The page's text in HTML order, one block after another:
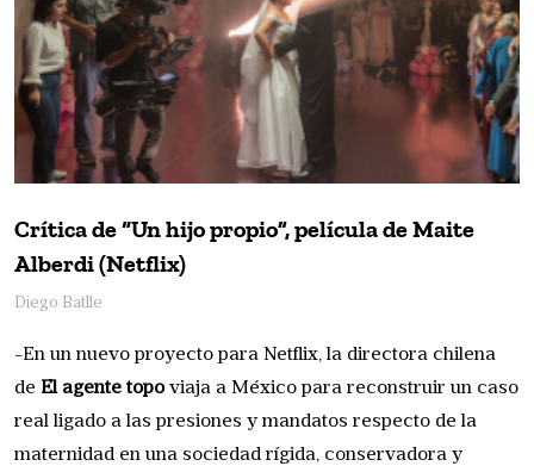
Crítica de “Un hijo propio”, película de Maite
Alberdi (Netflix)
Diego Batlle
-En un nuevo proyecto para Netflix, la directora chilena
de El agente topoviaja a México para reconstruir un caso
real ligado a las presiones y mandatos respecto de la
maternidad en una sociedad rígida, conservadora y